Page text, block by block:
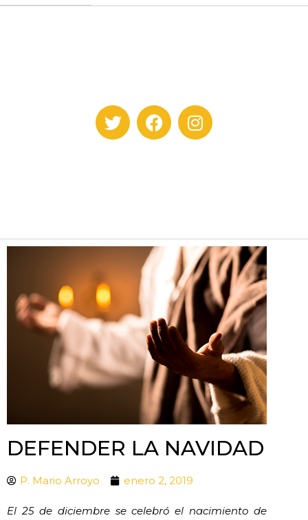
DEFENDER LA NAVIDAD
P. Mario Arroyo enero 2, 2019
El 25 de diciembre se celebró el nacimiento de